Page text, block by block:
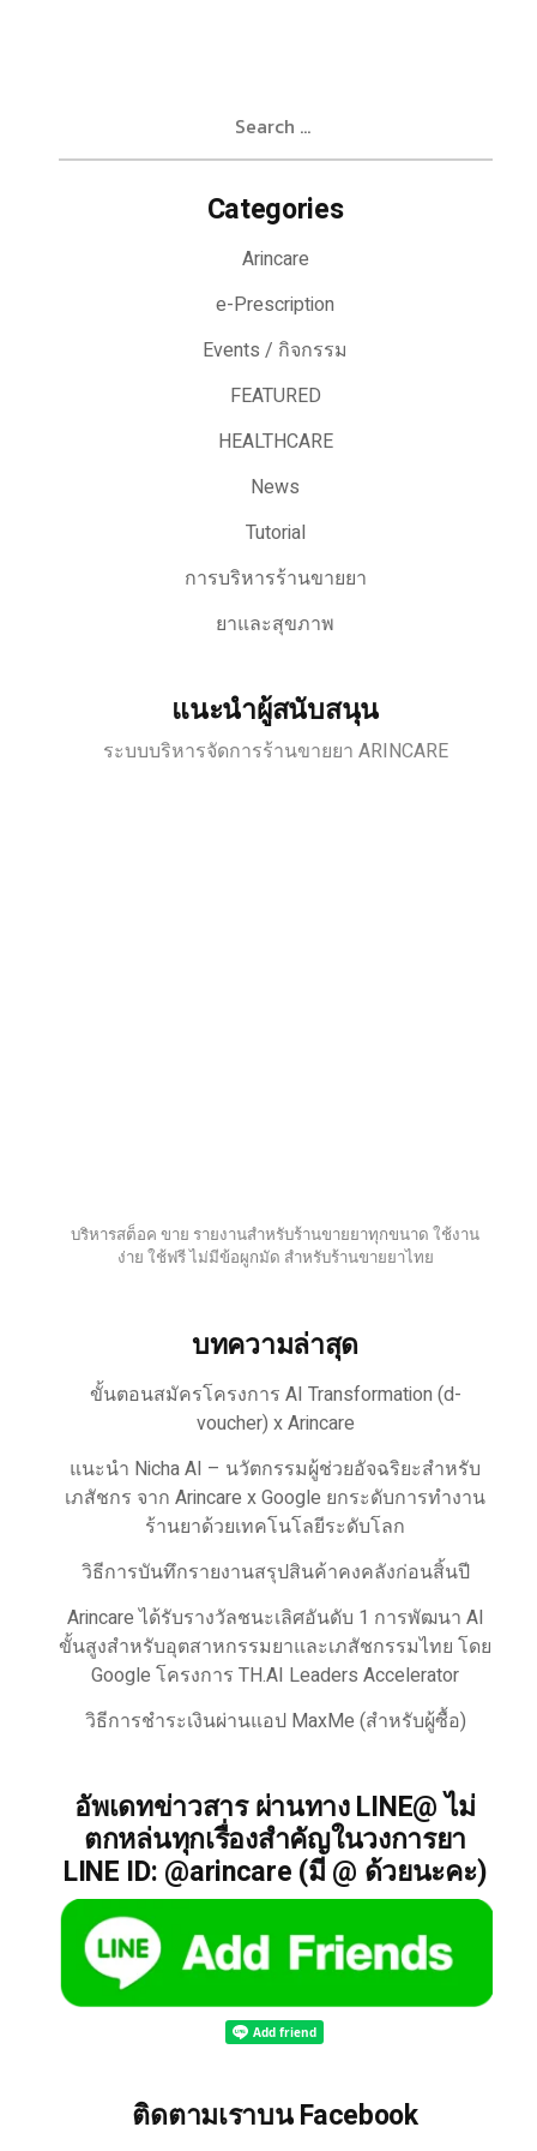
Categories
Arincare
e-Prescription
Events / กิจกรรม
FEATURED
HEALTHCARE
News
Tutorial
การบริหารร้านขายยา
ยาและสุขภาพ
แนะนำผู้สนับสนุน
ระบบบริหารจัดการร้านขายยา ARINCARE
บริหารสต็อค ขาย รายงานสำหรับร้านขายยาทุกขนาด ใช้งาน
ง่าย ใช้ฟรี ไม่มีข้อผูกมัด สำหรับร้านขายยาไทย
บทความล่าสุด
ขั้นตอนสมัครโครงการ AI Transformation (d-
voucher) x Arincare
แนะนำ Nicha AI – นวัตกรรมผู้ช่วยอัจฉริยะสำหรับ
เภสัชกร จาก Arincare x Google ยกระดับการทำงาน
ร้านยาด้วยเทคโนโลยีระดับโลก
วิธีการบันทึกรายงานสรุปสินค้าคงคลังก่อนสิ้นปี
Arincare ได้รับรางวัลชนะเลิศอันดับ 1 การพัฒนา AI
ขั้นสูงสำหรับอุตสาหกรรมยาและเภสัชกรรมไทย โดย
Google โครงการ TH.AI Leaders Accelerator
วิธีการชำระเงินผ่านแอป MaxMe (สำหรับผู้ซื้อ)
อัพเดทข่าวสาร ผ่านทาง LINE@ ไม่
ตกหล่นทุกเรื่องสำคัญในวงการยา
LINE ID: @arincare (มี @ ด้วยนะคะ)
ติดตามเราบน Facebook